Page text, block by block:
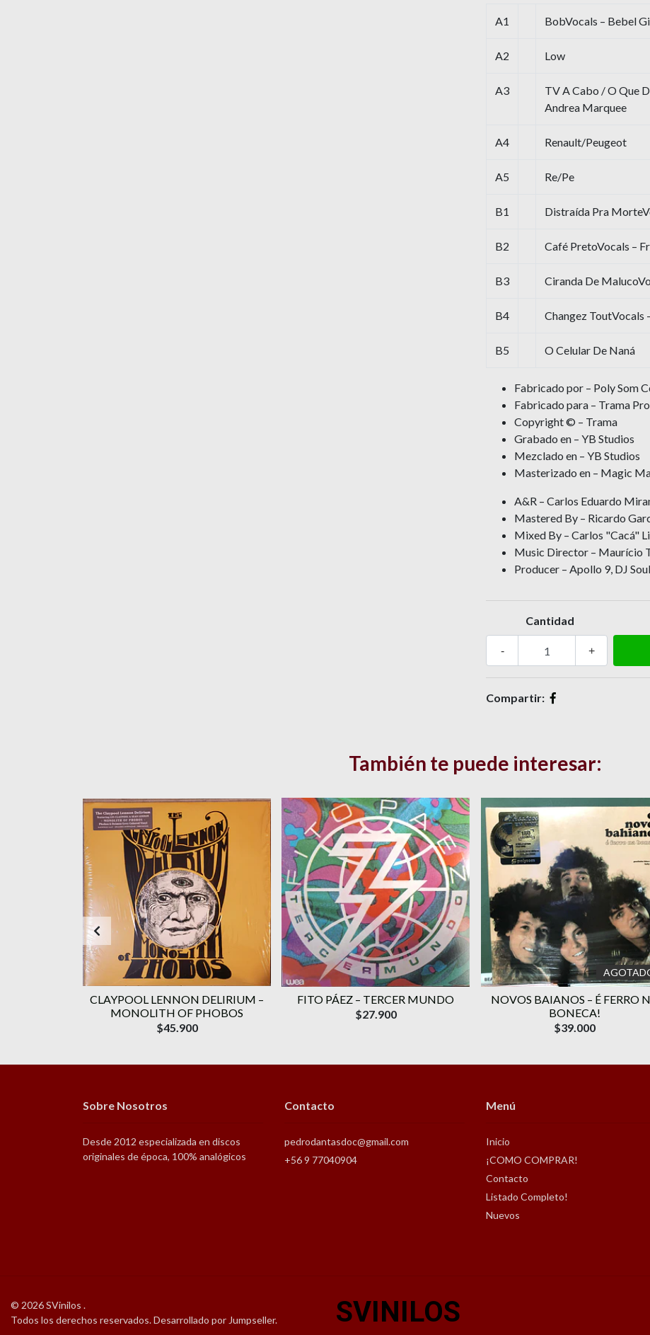
A1 BobVocals – Bebel
A2 Low
A3
TV A Cabo / O Que
Andrea Marquee
A4 Renault/Peugeot
A5 Re/Pe
B1 Distraída Pra
B2 Café PretoVocals –
B3 Ciranda De
B4 Changez ToutVocals
B5 O Celular De Naná
Fabricado por – Poly Som
Fabricado para – Trama
Copyright © – Trama
Grabado en – YB Studios
Mezclado en – YB Studios
Masterizado en – Magic
A&R – Carlos Eduardo
Mastered By – Ricardo
Mixed By – Carlos "Cacá"
Music Director – Maurício
Producer – Apollo 9, DJ
Cantidad
+
-
Compartir:
También te puede interesar:
CLAYPOOL LENNON DELIRIUM –
MONOLITH OF PHOBOS
$45.900
FITO PÁEZ – TERCER MUNDO
$27.900
NOVOS BAIANOS – É FERRO
BONECA!
$39.000
Sobre Nosotros
Desde 2012 especializada en discos
originales de época, 100% analógicos
Contacto
pedrodantasdoc@gmail.com
+56 9 77040904
Menú
Inicio
¡COMO COMPRAR!
Contacto
Listado Completo!
Nuevos
© 2026 SVinilos .
Todos los derechos reservados.Desarrollado por Jumpseller. SVINILOS